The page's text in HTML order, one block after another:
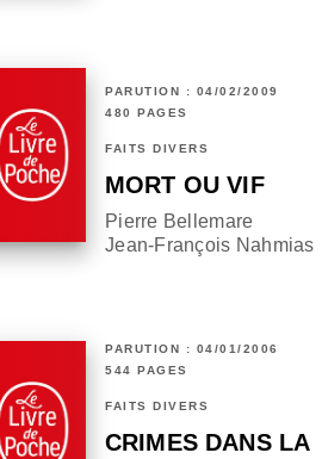
PARUTION : 04/02/2009
480 PAGES
FAITS DIVERS
MORT OU VIF
Pierre Bellemare
Jean-François Nahmias
PARUTION : 04/01/2006
544 PAGES
FAITS DIVERS
CRIMES DANS LA